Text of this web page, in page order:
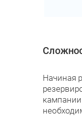
Начиная